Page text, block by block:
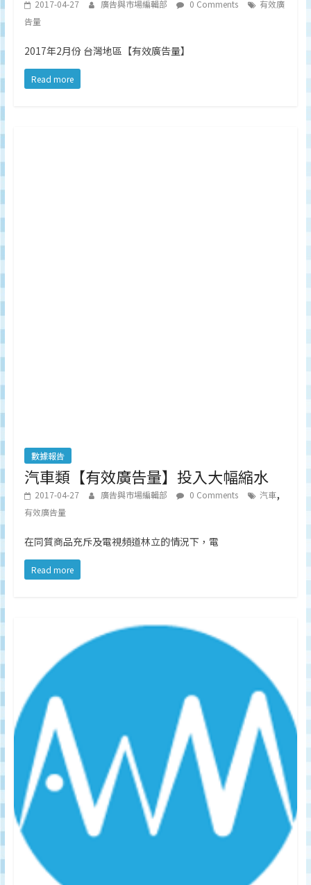
2017-04-27 廣告與市場編輯部 0 Comments
有效廣
告量
2017年2月份 台灣地區【有效廣告量】
Read more
數據報告
汽車類【有效廣告量】投入大幅縮水
2017-04-27 廣告與市場編輯部 0 Comments 汽車,
有效廣告量
在同質商品充斥及電視頻道林立的情況下，電
Read more